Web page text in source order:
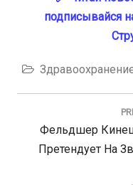
подписывайся
Previous
Post:
Фельдшер
Претендует На